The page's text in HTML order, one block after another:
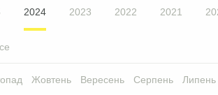
2024 2023 2022 2021
Жовтень Вересень Серпень Липень